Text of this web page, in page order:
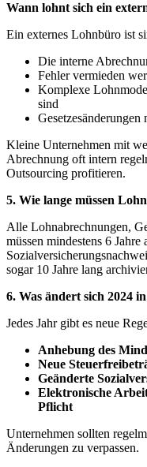
Wann lohnt sich ein
Ein externes Lohnbüro ist
Die interne
Fehler vermieden
Komplexe
sind
Kleine Unternehmen mit
Abrechnung oft intern
Outsourcing profitieren.
5. Wie lange müssen
Alle Lohnabrechnungen,
müssen mindestens 6
sogar 10 Jahre lang
6. Was ändert sich 2024
Jedes Jahr gibt es neue
Anhebung des
Neue
Geänderte
Elektronische
Pflicht
Unternehmen sollten
Änderungen zu verpassen.